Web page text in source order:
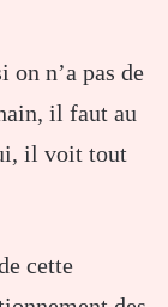
n’a pas de
il faut au
il voit tout
cette